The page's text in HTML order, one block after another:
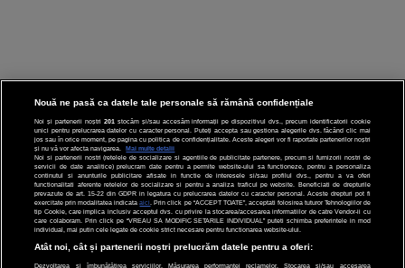
CINEMA
DIVERTISMENT
STIRI
TEHNOLOGIE
SPORT
Nouă ne pasă ca datele tale personale să rămână confidențiale
Noi și partenerii noștri 201 stocăm și/sau accesăm informații pe dispozitivul dvs., precum identificatorii cookie
unici pentru prelucrarea datelor cu caracter personal. Puteți accepta sau gestiona alegerile dvs. făcând clic mai
jos sau în orice moment, pe pagina cu politica de confidențialitate. Aceste alegeri vor fi raportate partenerilor noștri
și nu vă vor afecta navigarea.
Mai multe detalii
Noi si partenerii nostri (retelele de socializare si agentiile de publicitate partenere, precum si furnizorii nostri de
servicii de date analitice) prelucram date pentru a permite website-ului sa functioneze, pentru a personaliza
continutul si anunturile publicitare afisate in functie de interesele si/sau profilul dvs., pentru a va oferi
functionalitati aferente retelelor de socializare si pentru a analiza traficul pe website. Beneficiati de drepturile
prevazute de art. 15-22 din GDPR in legatura cu prelucrarea datelor cu caracter personal. Aceste drepturi pot fi
exercitate prin modalitatea indicataaici . Prin click pe “ACCEPT TOATE”, acceptati folosirea tuturor Tehnologiilor de
tip Cookie, care implica inclusiv acceptul dvs. cu privire la stocarea/accesarea informatiilor de catre Vendor-ii cu
care colaboram. Prin click pe “VREAU SA MODIFIC SETARILE INDIVIDUAL” puteti schimba preferintele in mod
individual, mai putin cele legate de cookie strict necesare pentru functionarea website-ului.
Atât noi, cât și partenerii noștri prelucrăm datele pentru a oferi:
Dezvoltarea și îmbunătățirea serviciilor. Măsurarea performanței reclamelor. Stocarea și/sau accesarea